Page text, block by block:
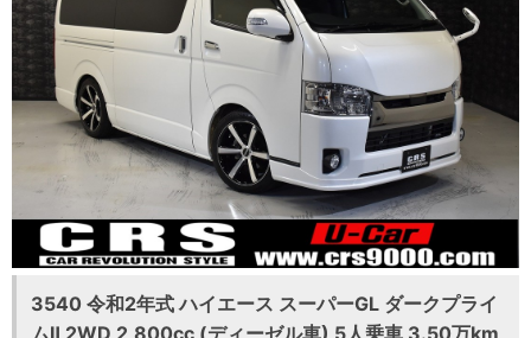
3540 令和2年式 ハイエース スーパーGL ダークプライ